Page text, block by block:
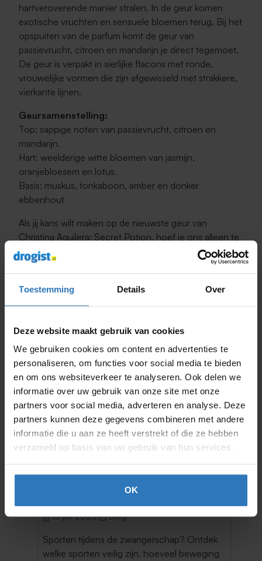
Toestemming Details Over
Deze website maakt gebruik van cookies
We gebruiken cookies om content en advertenties te
personaliseren, om functies voor social media te bieden
en om ons websiteverkeer te analyseren. Ook delen we
informatie over uw gebruik van onze site met onze
partners voor social media, adverteren en analyse. Deze
partners kunnen deze gegevens combineren met andere
informatie die u aan ze heeft verstrekt of die ze hebben
verzameld op basis van uw gebruik van hun services.
OK
hartveroverende manier stralen. In de geur komen
exotische vruchten en sensuele bloemen terug. Bij het
opspuiten van de parfum komt de geur van
passievrucht, citroen en mandarijn je direct tegemoet.
De geur is verpakt in sierlijke flacons met ronde,
vrouwelijke vormen die zijn afgewisseld met strakkere,
vierkante lijnen.
Geursamenstelling:
Top: sappige noten van passievrucht, citroen en
mandarijn.
Hart: weelderige witte bloemen van jasmijn,
oranjebloesem en lotus.
Basis: muskus, tonkaboon, amber en donker
ebbenhout
Als jij kans wilt maken op de nieuwste geur van
Christina Aguilera: Secret Potion, hoef je ons alleen te
volgen op het twitteraccount
en het
bovenstaande bericht te retweeten. De winnaar wordt
gemaakt.
Sporten tijdens de zwangerschap: wel of
13 juli 2026 Blog
Sporten tijdens de zwangerschap? Ontdek
welke sporten veilig zijn, hoeveel beweging